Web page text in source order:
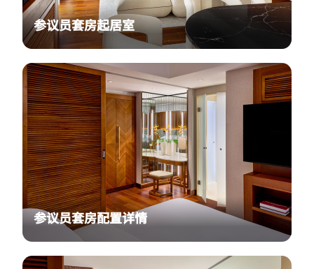
参议员套房起居室
参议员套房配置详情